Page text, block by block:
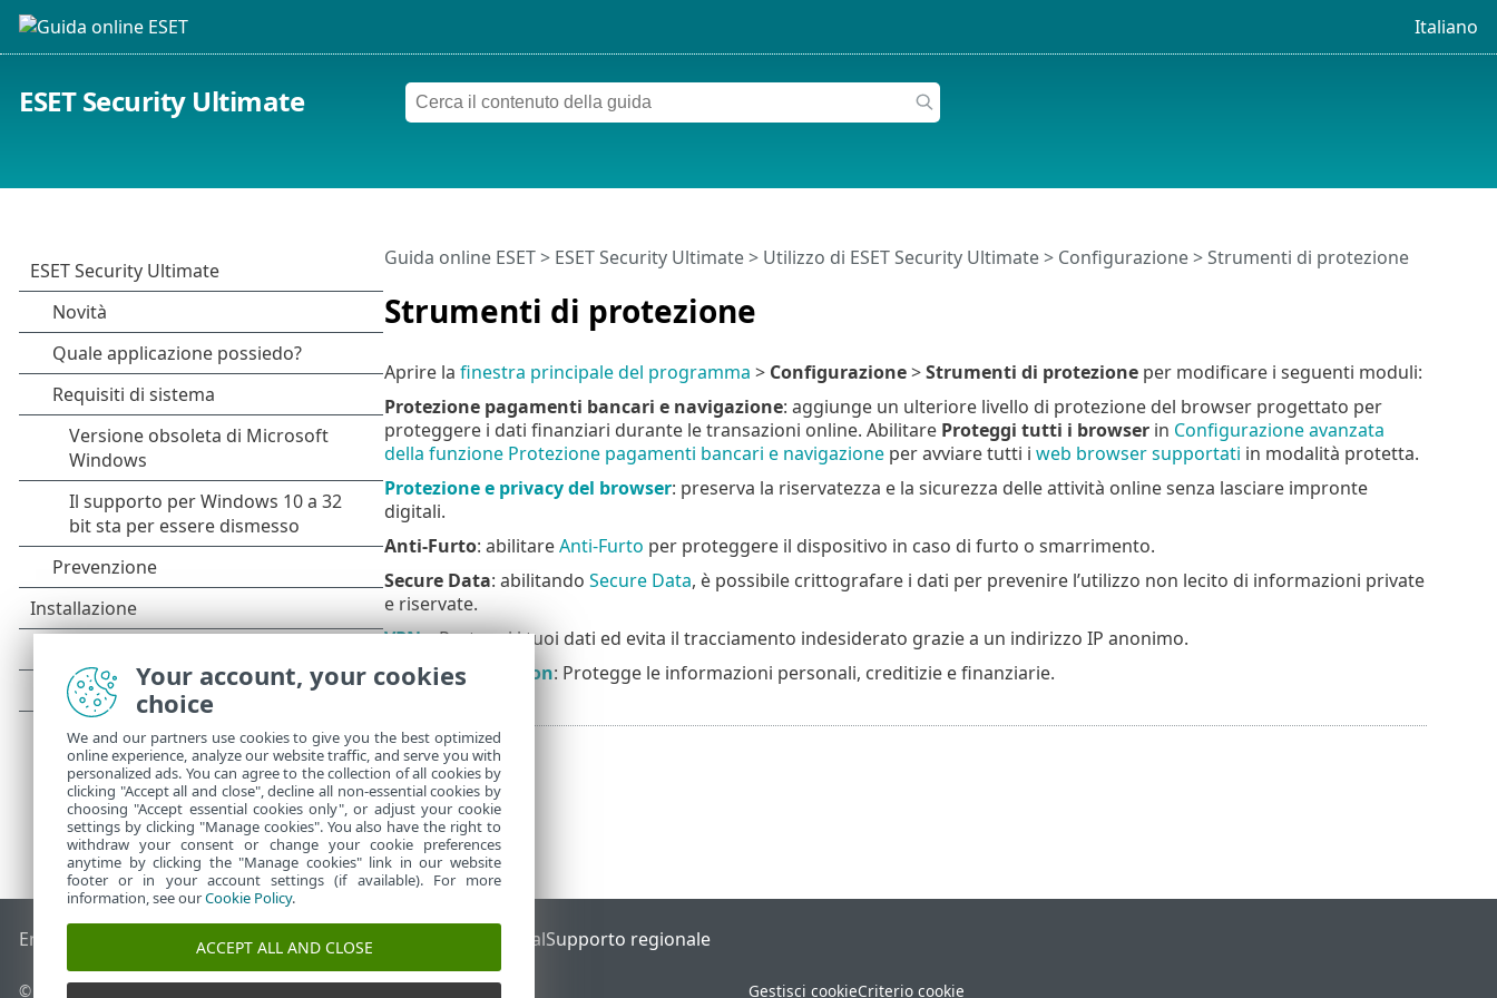
Italiano
ESET Security Ultimate
Strumenti di protezione
Guida online ESET> ESET Security Ultimate> Utilizzo di ESET Security Ultimate> Configurazione> Strumenti di protezione
Aprire la finestra principale del programma > Configurazione>Strumenti di protezioneper modificare i seguenti moduli:
Protezione pagamenti bancari e navigazione: aggiunge un ulteriore livello di protezione del browser progettato per
proteggere i dati finanziari durante le transazioni online. Abilitare Proteggi tutti i browserin Configurazione avanzata
della funzione Protezione pagamenti bancari e navigazioneper avviare tutti i web browser supportati in modalità protetta.
Protezione e privacy del browser: preserva la riservatezza e la sicurezza delle attività online senza lasciare impronte
digitali.
Anti-Furto: abilitareAnti-Furto per proteggere il dispositivo in caso di furto o smarrimento.
Secure Data: abilitando Secure Data, è possibile crittografare i dati per prevenire l’utilizzo non lecito di informazioni private
e riservate.
VPN– Proteggi i tuoi dati ed evita il tracciamento indesiderato grazie a un indirizzo IP anonimo.
Identity Protection: Protegge le informazioni personali, creditizie e finanziarie.
End of Life ESET Knowledge BaseForum ESET ESET Status PortalSupporto regionale
© 1992 - 2026 ESET, spol. s r.o. - Tutti i diritti riservati. Gestisci cookieCriterio cookie
Your account, your cookies
choice
We and our partners use cookies to give you the best optimized
online experience, analyze our website traffic, and serve you with
personalized ads. You can agree to the collection of all cookies by
clicking "Accept all and close", decline all non-essential cookies by
choosing "Accept essential cookies only", or adjust your cookie
settings by clicking "Manage cookies". You also have the right to
withdraw your consent or change your cookie preferences
anytime by clicking the "Manage cookies" link in our website
footer or in your account settings (if available). For more
information, see ourCookie Policy.
ACCEPT ALL AND CLOSE